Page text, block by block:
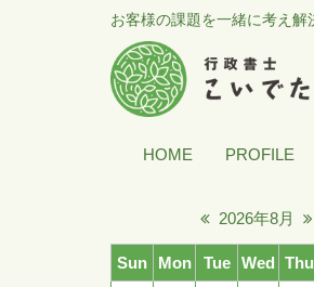
お客様の課題を一緒に考え
HOME PROFILE
2026年8月
Sun Mon Tue Wed Thu